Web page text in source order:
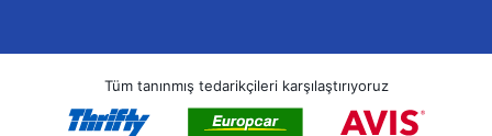
Tüm tanınmış tedarikçileri karşılaştırıyoruz